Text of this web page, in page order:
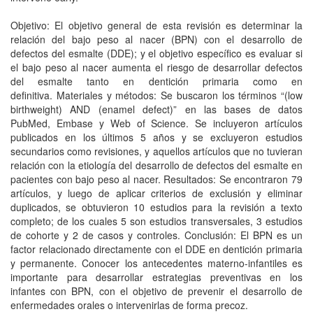
Objetivo: El objetivo general de esta revisión es determinar la
relación del bajo peso al nacer (BPN) con el desarrollo de
defectos del esmalte (DDE); y el objetivo específico es evaluar si
el bajo peso al nacer aumenta el riesgo de desarrollar defectos
del esmalte tanto en dentición primaria como en
definitiva. Materiales y métodos: Se buscaron los términos “(low
birthweight) AND (enamel defect)” en las bases de datos
PubMed, Embase y Web of Science. Se incluyeron artículos
publicados en los últimos 5 años y se excluyeron estudios
secundarios como revisiones, y aquellos artículos que no tuvieran
relación con la etiología del desarrollo de defectos del esmalte en
pacientes con bajo peso al nacer. Resultados: Se encontraron 79
artículos, y luego de aplicar criterios de exclusión y eliminar
duplicados, se obtuvieron 10 estudios para la revisión a texto
completo; de los cuales 5 son estudios transversales, 3 estudios
de cohorte y 2 de casos y controles. Conclusión: El BPN es un
factor relacionado directamente con el DDE en dentición primaria
y permanente. Conocer los antecedentes materno-infantiles es
importante para desarrollar estrategias preventivas en los
infantes con BPN, con el objetivo de prevenir el desarrollo de
enfermedades orales o intervenirlas de forma precoz.